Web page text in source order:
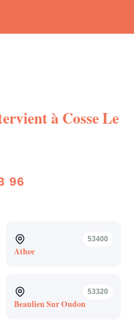
àCosse Le
96
53400
Athee
53320
Beaulieu Sur Oudon